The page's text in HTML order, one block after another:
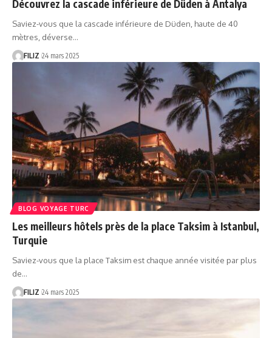
Découvrez la cascade inférieure de Düden à Antalya
Saviez-vous que la cascade inférieure de Düden, haute de 40
mètres, déverse…
FILIZ 24 mars 2025
BLOG VOYAGE TURC
Les meilleurs hôtels près de la place Taksim à Istanbul,
Turquie
Saviez-vous que la place Taksim est chaque année visitée par plus
de…
FILIZ 24 mars 2025